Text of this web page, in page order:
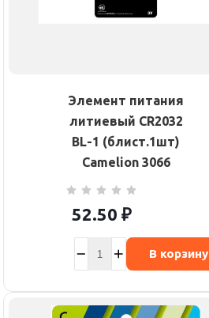
Элемент питания
литиевый CR2032
BL-1 (блист.1шт)
Camelion 3066
52.50 ₽
В корзину